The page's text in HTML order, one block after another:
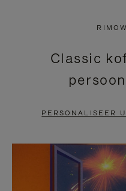
DRUK
OM
PAUZEREN
VIDEO
IS
HIER
OM
Classic
PERSONALISEER